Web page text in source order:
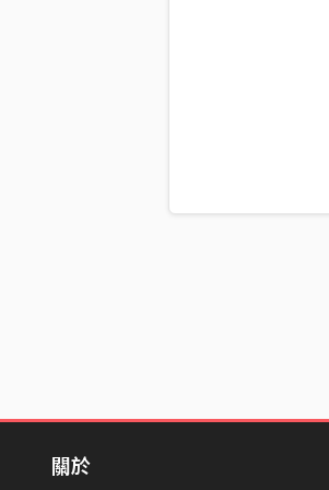
關於